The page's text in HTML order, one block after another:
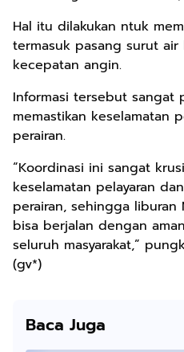
Hal itu dilakukan ntuk
termasuk pasang surut
kecepatan angin.
Informasi tersebut sangat
memastikan keselamatan
perairan.
“Koordinasi ini sangat
keselamatan pelayaran
perairan, sehingga liburan
bisa berjalan dengan
seluruh masyarakat,”
(gv*)
Baca Juga